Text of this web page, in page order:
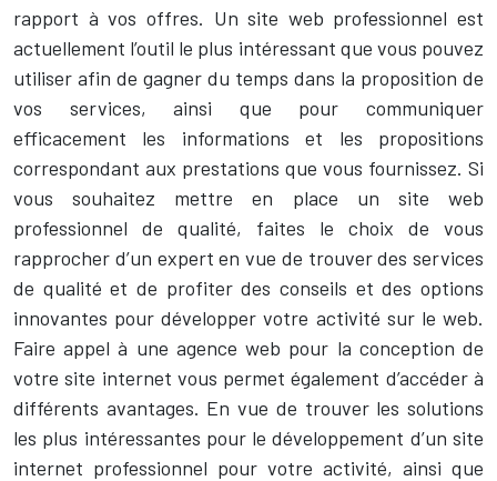
rapport à vos offres. Un site web professionnel est
actuellement l’outil le plus intéressant que vous pouvez
utiliser afin de gagner du temps dans la proposition de
vos services, ainsi que pour communiquer
efficacement les informations et les propositions
correspondant aux prestations que vous fournissez. Si
vous souhaitez mettre en place un site web
professionnel de qualité, faites le choix de vous
rapprocher d’un expert en vue de trouver des services
de qualité et de profiter des conseils et des options
innovantes pour développer votre activité sur le web.
Faire appel à une agence web pour la conception de
votre site internet vous permet également d’accéder à
différents avantages. En vue de trouver les solutions
les plus intéressantes pour le développement d’un site
internet professionnel pour votre activité, ainsi que